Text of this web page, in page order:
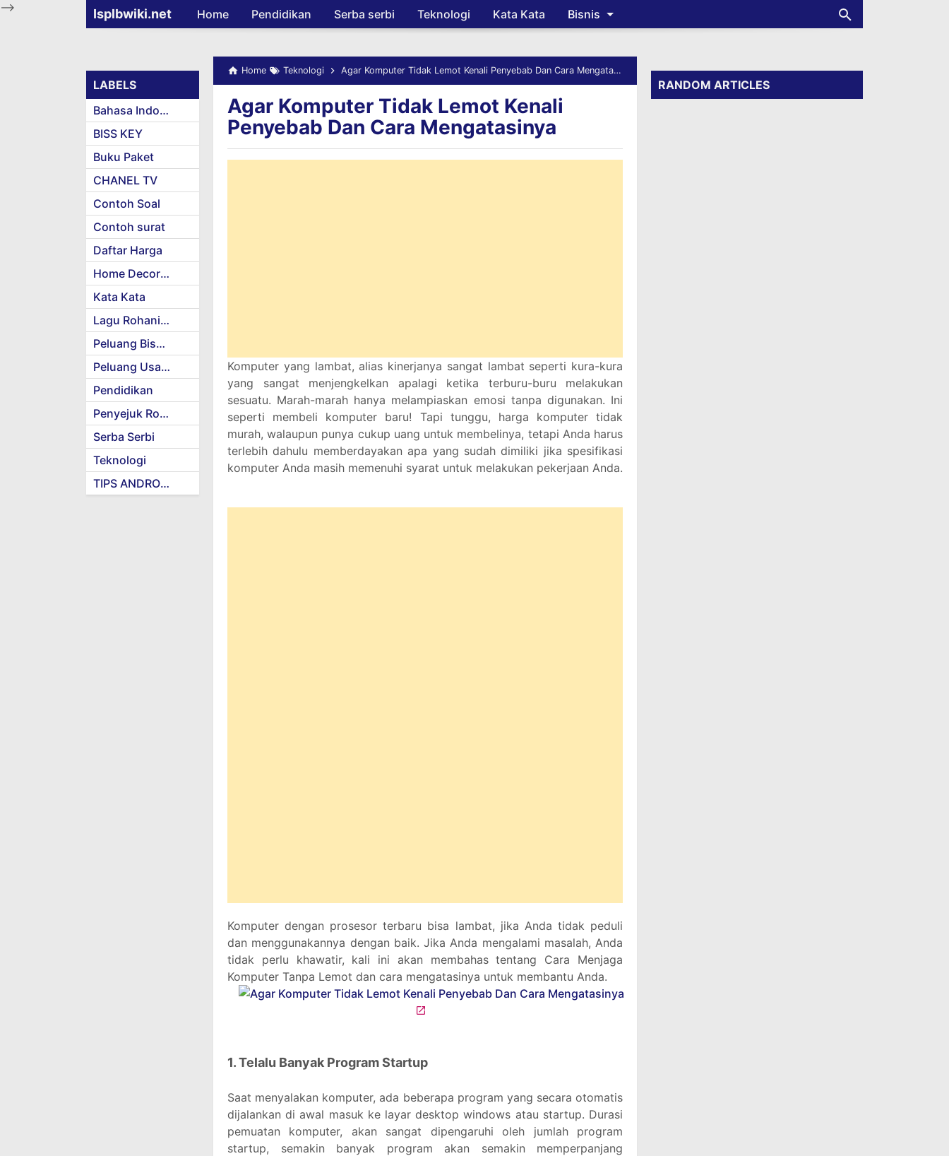
-->
Skip to main content
Isplbwiki.net Home Pendidikan Serba serbi Teknologi Kata Kata Bisnis
Home Teknologi Agar Komputer Tidak Lemot Kenali Penyebab Dan Cara Mengatasinya
Agar Komputer Tidak Lemot Kenali
Penyebab Dan Cara Mengatasinya
Komputer yang lambat, alias kinerjanya sangat lambat seperti kura-kura
yang sangat menjengkelkan apalagi ketika terburu-buru melakukan
sesuatu. Marah-marah hanya melampiaskan emosi tanpa digunakan. Ini
seperti membeli komputer baru! Tapi tunggu, harga komputer tidak
murah, walaupun punya cukup uang untuk membelinya, tetapi Anda harus
terlebih dahulu memberdayakan apa yang sudah dimiliki jika spesifikasi
komputer Anda masih memenuhi syarat untuk melakukan pekerjaan Anda.
Komputer dengan prosesor terbaru bisa lambat, jika Anda tidak peduli
dan menggunakannya dengan baik. Jika Anda mengalami masalah, Anda
tidak perlu khawatir, kali ini akan membahas tentang Cara Menjaga
Komputer Tanpa Lemot dan cara mengatasinya untuk membantu Anda.
1. Telalu Banyak Program Startup
Saat menyalakan komputer, ada beberapa program yang secara otomatis
dijalankan di awal masuk ke layar desktop windows atau startup. Durasi
pemuatan komputer, akan sangat dipengaruhi oleh jumlah program
startup, semakin banyak program akan semakin memperpanjang
LABELS
Bahasa Indonesia
BISS KEY
Buku Paket
CHANEL TV
Contoh Soal
Contoh surat
Daftar Harga
Home Decoration
Kata Kata
Lagu Rohani Kristen
Peluang Bisnis
Peluang Usaha
Pendidikan
Penyejuk Rohani
Serba Serbi
Teknologi
TIPS ANDROID
RANDOM ARTICLES